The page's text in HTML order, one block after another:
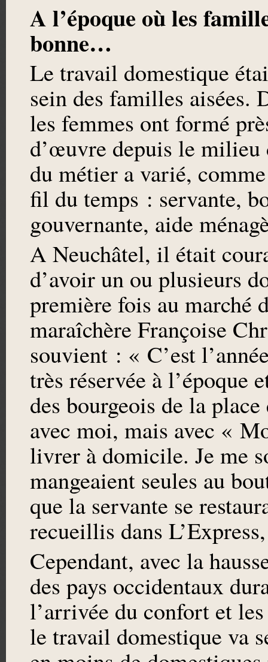
A l’époque où les
bonne…
Le travail domestique
sein des familles aisées.
les femmes ont formé
d’œuvre depuis le
du métier a varié,
fil du temps : servante,
gouvernante, aide
A Neuchâtel, il était
d’avoir un ou plusieurs
première fois au marché
maraîchère Françoise
souvient : « C’est
très réservée à l’époque
des bourgeois de la
avec moi, mais avec «
livrer à domicile. Je me
mangeaient seules au
que la servante se
recueillis dans
Cependant, avec la
des pays occidentaux
l’arrivée du confort et
le travail domestique va